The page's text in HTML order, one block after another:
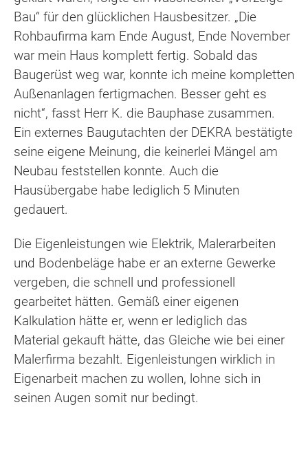
Bau“ für den glücklichen Hausbesitzer. „Die
Rohbaufirma kam Ende August, Ende November
war mein Haus komplett fertig. Sobald das
Baugerüst weg war, konnte ich meine kompletten
Außenanlagen fertigmachen. Besser geht es
nicht“, fasst Herr K. die Bauphase zusammen.
Ein externes Baugutachten der DEKRA bestätigte
seine eigene Meinung, die keinerlei Mängel am
Neubau feststellen konnte. Auch die
Hausübergabe habe lediglich 5 Minuten
gedauert.
Die Eigenleistungen wie Elektrik, Malerarbeiten
und Bodenbeläge habe er an externe Gewerke
vergeben, die schnell und professionell
gearbeitet hätten. Gemäß einer eigenen
Kalkulation hätte er, wenn er lediglich das
Material gekauft hätte, das Gleiche wie bei einer
Malerfirma bezahlt. Eigenleistungen wirklich in
Eigenarbeit machen zu wollen, lohne sich in
seinen Augen somit nur bedingt.